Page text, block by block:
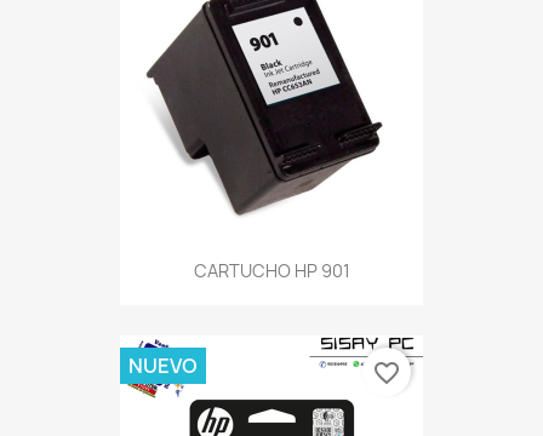
CARTUCHO HP 901
NUEVO favorite_border